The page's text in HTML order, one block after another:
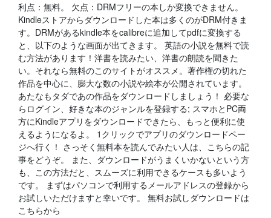
利点：無料。 欠点：DRMフリーの本しか変換できません。
Kindleストアからダウンロードした本は多くのがDRM付きま
す。DRMがあるkindle本をcalibreに追加してpdfに変換する
と、以下のような画面が出てきます。 英語の小説を無料で読
む方法があります！洋書を読みたい、洋書の朗読を聞きた
い。それなら無料のこのサイトがオススメ。著作権の切れた
作品を中心に、膨大な数の小説や絵本が公開されています。
あたなもタダであの作品をダウンロードしましょう！ 必要な
らログイン、好きな本のジャンルを登録する; スマホとPC両
方にKindleアプリをダウンロードできたら、もっと便利に使
えるようになるよ。 1クリックでアプリのダウンロードペー
ジへ行く！ さっそく無料本を読んでみたい人は、こちらの記
事をどうぞ。 また、ダウンロードがうまくいかないという方
も、この方法だと、スムーズに利用できるケースも多いよう
です。 まずはパソコンで利用するメールアドレスの登録から
お試しいただけますと幸いです。 無料お試しダウンロードは
こちらから